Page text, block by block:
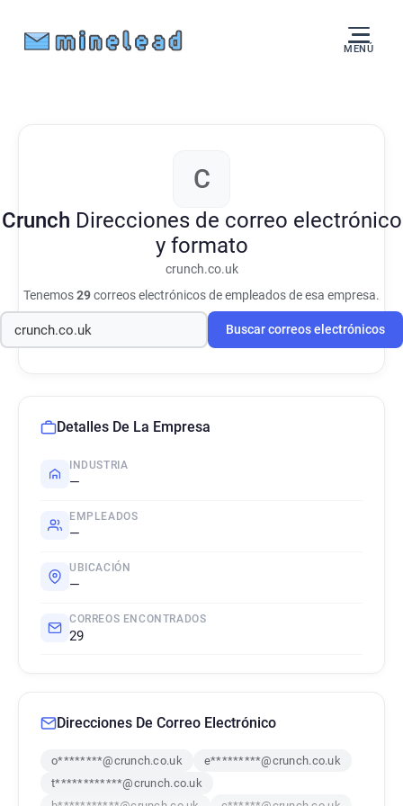
MENÚ
C
Crunch Direcciones de correo electrónico
y formato
crunch.co.uk
Tenemos29correos electrónicos de empleados de esa empresa.
Buscar correos electrónicos
Detalles De La Empresa
INDUSTRIA
—
EMPLEADOS
—
UBICACIÓN
—
CORREOS ENCONTRADOS
29
Direcciones De Correo Electrónico
o********@crunch.co.uk
e*********@crunch.co.uk
t************@crunch.co.uk